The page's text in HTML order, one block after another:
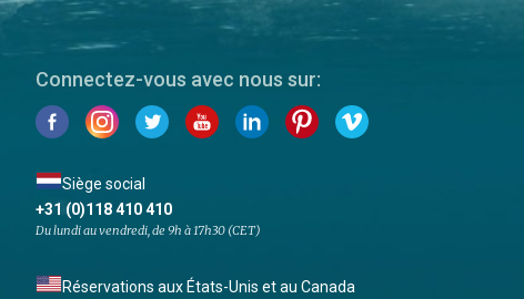
Connectez-vous avec nous sur:
Siège social
+31 (0)118 410 410
Du lundi au vendredi, de 9h à 17h30 (CET)
Réservations aux États-Unis et au Canada